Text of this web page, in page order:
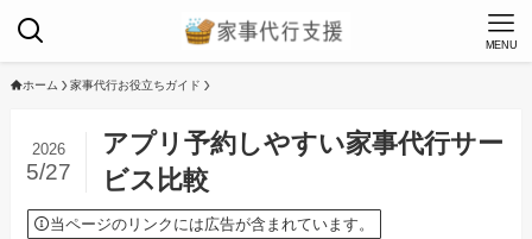
MENU
ホーム 家事代行お役立ちガイド
アプリ予約しやすい家事代行サー
ビス比較
2026
5/27
当ページのリンクには広告が含まれています。